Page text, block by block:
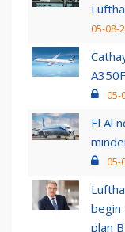
05-08-
05-
El Al
05-
begin
plan B